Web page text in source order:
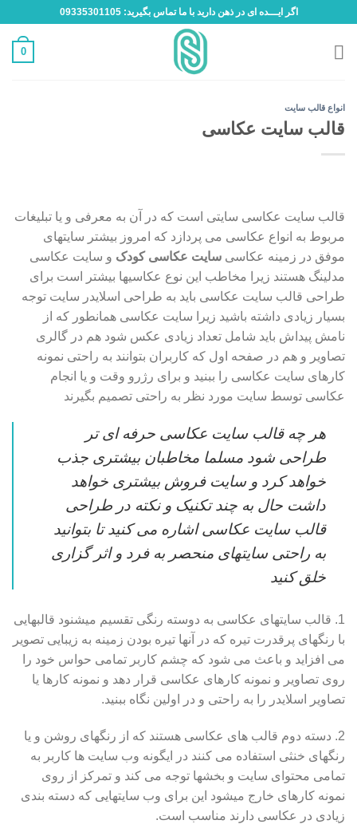
content
اگر ایـــده ای در ذهن دارید با ما تماس بگیرید: 09335301105
0
انواع قالب سایت
قالب سایت عکاسی
قالب سایت عکاسی سایتی است که در آن به معرفی و یا تبلیغات
مربوط به انواع عکاسی می پردازد که امروز بیشتر سایتهای
موفق در زمینه عکاسی سایت عکاسی کودک و سایت عکاسی
مدلینگ هستند زیرا مخاطب این نوع عکاسیها بیشتر است برای
طراحی قالب سایت عکاسی باید به طراحی اسلایدر سایت توجه
بسیار زیادی داشته باشید زیرا سایت عکاسی همانطور که از
نامش پیداش باید شامل تعداد زیادی عکس شود هم در گالری
تصاویر و هم در صفحه اول که کاربران بتوانند به راحتی نمونه
کارهای سایت عکاسی را ببنید و برای رژرو وقت و یا انجام
عکاسی توسط سایت مورد نظر به راحتی تصمیم بگیرند
هر چه قالب سایت عکاسی حرفه ای تر
طراحی شود مسلما مخاطبان بیشتری جذب
خواهد کرد و سایت فروش بیشتری خواهد
داشت حال به چند تکنیک و نکته در طراحی
قالب سایت عکاسی اشاره می کنید تا بتوانید
به راحتی سایتهای منحصر به فرد و اثر گزاری
خلق کنید
1. قالب سایتهای عکاسی به دوسته رنگی تقسیم میشنود قالبهایی
با رنگهای پرقدرت تیره که در آنها تیره بودن زمینه به زیبایی تصویر
می افزاید و باعث می شود که چشم کاربر تمامی حواس خود را
روی تصاویر و نمونه کارهای عکاسی قرار دهد و نمونه کارها یا
تصاویر اسلایدر را به راحتی و در اولین نگاه ببنید.
2. دسته دوم قالب های عکاسی هستند که از رنگهای روشن و یا
رنگهای خنثی استفاده می کنند در ایگونه وب سایت ها کاربر به
تمامی محتوای سایت و بخشها توجه می کند و تمرکز از روی
نمونه کارهای خارج میشود این برای وب سایتهایی که دسته بندی
زیادی در عکاسی دارند مناسب است.